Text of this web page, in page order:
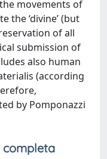
movements of
the ‘divine’ (but
of all
submission of
also human
(according
by Pomponazzi
completa